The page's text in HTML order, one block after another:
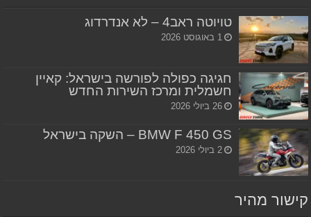
טויוטה ראב4 – לא אנדרדוג
1 באוגוסט 2026
חגיגה כפולה לפורשה בישראל: קאיין
חשמלית ומרכז השירות החדש
26 ביולי 2026
BMW F 450 GS – השקה בישראל
2 ביולי 2026
מהיר